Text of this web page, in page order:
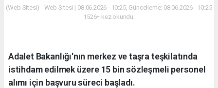
(Web Sitesi) - Web Sitesi | 08.06.2026 - 10:25, Güncelleme: 08.06.2026 - 10:25
1526+ kez okundu.
Adalet Bakanlığı'nın merkez ve taşra teşkilatında
istihdam edilmek üzere 15 bin sözleşmeli personel
alımı için başvuru süreci başladı.